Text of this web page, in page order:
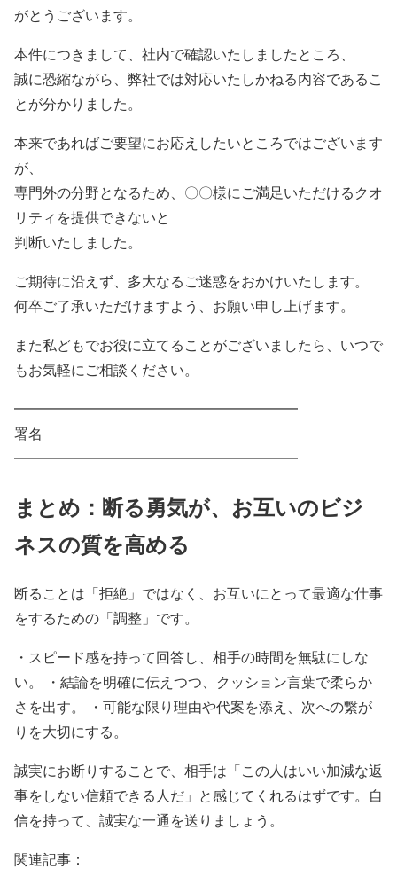
がとうございます。
本件につきまして、社内で確認いたしましたところ、
誠に恐縮ながら、弊社では対応いたしかねる内容であるこ
とが分かりました。
本来であればご要望にお応えしたいところではございます
が、
専門外の分野となるため、〇〇様にご満足いただけるクオ
リティを提供できないと
判断いたしました。
ご期待に沿えず、多大なるご迷惑をおかけいたします。
何卒ご了承いただけますよう、お願い申し上げます。
また私どもでお役に立てることがございましたら、いつで
もお気軽にご相談ください。
━━━━━━━━━━━━━━━━━━━━
署名
━━━━━━━━━━━━━━━━━━━━
まとめ：断る勇気が、お互いのビジ
ネスの質を高める
断ることは「拒絶」ではなく、お互いにとって最適な仕事
をするための「調整」です。
・スピード感を持って回答し、相手の時間を無駄にしな
い。 ・結論を明確に伝えつつ、クッション言葉で柔らか
さを出す。 ・可能な限り理由や代案を添え、次への繋が
りを大切にする。
誠実にお断りすることで、相手は「この人はいい加減な返
事をしない信頼できる人だ」と感じてくれるはずです。自
信を持って、誠実な一通を送りましょう。
関連記事：